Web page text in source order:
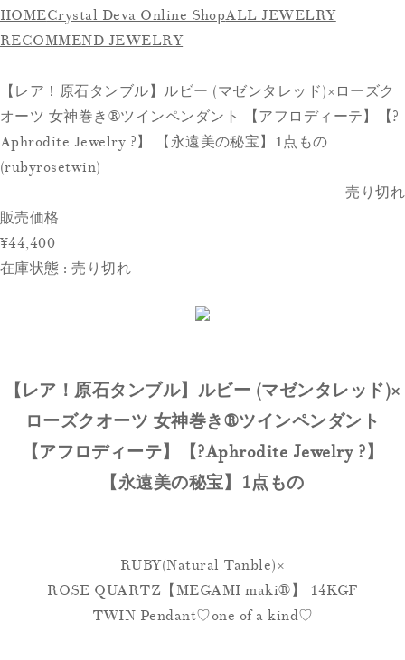
HOMECrystal Deva Online ShopALL JEWELRY
RECOMMEND JEWELRY
【レア！原石タンブル】ルビー (マゼンタレッド)×ローズク
オーツ 女神巻き®ツインペンダント 【アフロディーテ】【?
Aphrodite Jewelry ?】 【永遠美の秘宝】1点もの
(rubyrosetwin)
売り切れ
販売価格
¥44,400
在庫状態 : 売り切れ
【レア！原石タンブル】ルビー (マゼンタレッド)×
ローズクオーツ 女神巻き®ツインペンダント
【アフロディーテ】【?Aphrodite Jewelry ?】
【永遠美の秘宝】1点もの
RUBY(Natural Tanble)×
ROSE QUARTZ【MEGAMI maki®︎】 14KGF
TWIN Pendant♡one of a kind♡